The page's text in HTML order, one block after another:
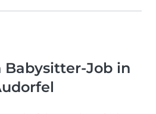
Babysitter-Job in